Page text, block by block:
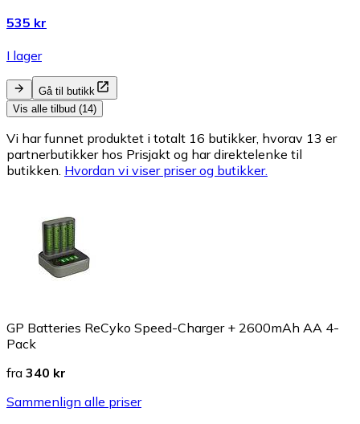
535 kr
I lager
Gå til butikk
Vis alle tilbud (14)
Vi har funnet produktet i totalt 16 butikker, hvorav 13 er
partnerbutikker hos Prisjakt og har direktelenke til
butikken. Hvordan vi viser priser og butikker.
GP Batteries ReCyko Speed-Charger + 2600mAh AA 4-
Pack
fra 340 kr
Sammenlign alle priser